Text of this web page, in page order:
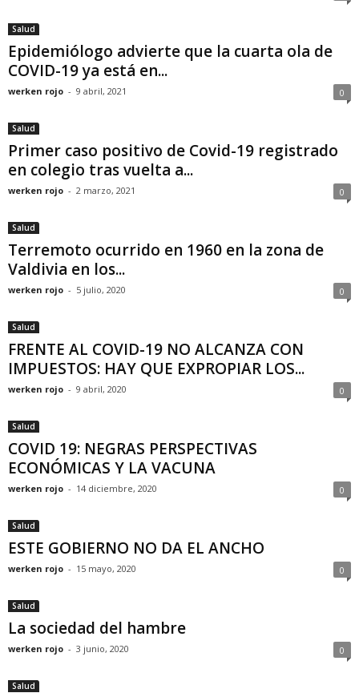
Salud
Epidemiólogo advierte que la cuarta ola de
COVID-19 ya está en...
werken rojo - 9 abril, 2021 0
Salud
Primer caso positivo de Covid-19 registrado
en colegio tras vuelta a...
werken rojo - 2 marzo, 2021 0
Salud
Terremoto ocurrido en 1960 en la zona de
Valdivia en los...
werken rojo - 5 julio, 2020 0
Salud
FRENTE AL COVID-19 NO ALCANZA CON
IMPUESTOS: HAY QUE EXPROPIAR LOS...
werken rojo - 9 abril, 2020 0
Salud
COVID 19: NEGRAS PERSPECTIVAS
ECONÓMICAS Y LA VACUNA
werken rojo - 14 diciembre, 2020 0
Salud
ESTE GOBIERNO NO DA EL ANCHO
werken rojo - 15 mayo, 2020 0
Salud
La sociedad del hambre
werken rojo - 3 junio, 2020 0
Salud